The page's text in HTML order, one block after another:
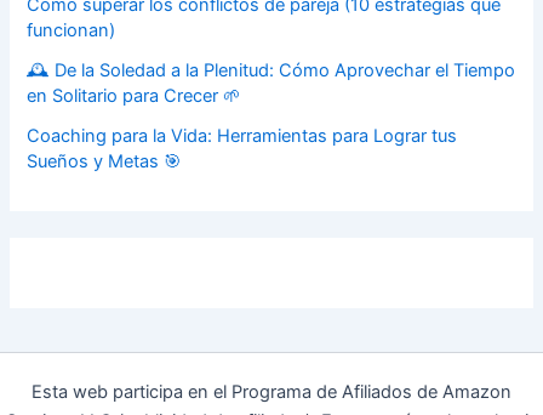
Cómo superar los conflictos de pareja (10 estrategias que
funcionan)
🕰️ De la Soledad a la Plenitud: Cómo Aprovechar el Tiempo
en Solitario para Crecer 🌱
Coaching para la Vida: Herramientas para Lograr tus
Sueños y Metas 🎯
Esta web participa en el Programa de Afiliados de Amazon